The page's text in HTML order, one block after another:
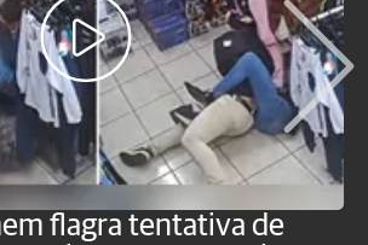
flagra tentativa de